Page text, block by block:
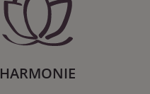
HARMONIE